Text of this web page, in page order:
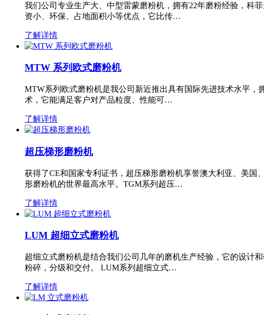
我们公司专业生产大、中型雷蒙磨粉机，拥有22年磨粉经验，科
资小、环保、占地面积小等优点，它比传…
了解详情
MTW 系列欧式磨粉机
MTW系列欧式磨粉机是我公司新近推出具有国际先进技术水平
术，它能满足客户对产品粒度、性能可…
了解详情
超压梯形磨粉机
获得了CE和国家专利证书，超压梯形磨粉机享誉澳大利亚、美
形磨粉机的世界最高水平。TGM系列超压…
了解详情
LUM 超细立式磨粉机
超细立式磨粉机是结合我们公司几年的磨机生产经验，它的设计
粉碎，分级和交付。 LUM系列超细立式…
了解详情